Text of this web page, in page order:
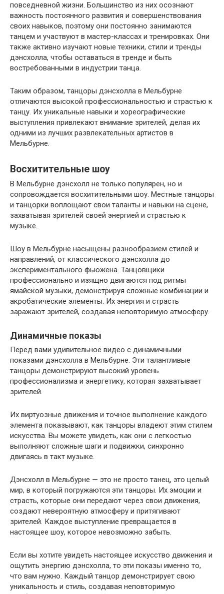
повседневной жизни. Большинство из них осознают
важность постоянного развития и совершенствования
своих навыков, поэтому они постоянно занимаются
танцем и участвуют в мастер-классах и тренировках. Они
также активно изучают новые техники, стили и тренды
дэнсхолла, чтобы оставаться в тренде и быть
востребованными в индустрии танца.
Таким образом, танцоры дэнсхолла в Мельбурне
отличаются высокой профессиональностью и страстью к
танцу. Их уникальные навыки и хореографические
выступления привлекают внимание зрителей, делая их
одними из лучших развлекательных артистов в
Мельбурне.
Восхитительные шоу
В Мельбурне дэнсхолл не только популярен, но и
сопровождается восхитительными шоу. Местные танцоры
и танцорки воплощают свои таланты и навыки на сцене,
захватывая зрителей своей энергией и страстью к
музыке.
Шоу в Мельбурне насыщены разнообразием стилей и
направлений, от классического дэнсхолла до
экспериментального фьюжена. Танцовщики
профессионально и изящно двигаются под ритмы
ямайской музыки, демонстрируя сложные комбинации и
акробатические элементы. Их энергия и страсть
заражают зрителей, создавая неповторимую атмосферу.
Динамичные показы
Перед вами удивительное видео с динамичными
показами дэнсхолла в Мельбурне. Эти талантливые
танцоры демонстрируют высокий уровень
профессионализма и энергетику, которая захватывает
зрителей.
Их виртуозные движения и точное выполнение каждого
элемента показывают, как танцоры владеют этим стилем
искусства. Вы можете увидеть, как они с легкостью
выполняют сложные шаги и подвижки, синхронно
двигаясь в такт музыке.
Дэнсхолл в Мельбурне — это не просто танец, это целый
мир, в который погружаются эти танцоры. Их эмоции и
страсть, которые они передают через свои движения,
создают невероятную атмосферу и притягивают
зрителей. Каждое выступление превращается в
настоящее шоу, которое невозможно забыть.
Если вы хотите увидеть настоящее искусство движения и
ощутить энергию дэнсхолла, то эти показы именно то,
что вам нужно. Каждый танцор демонстрирует свою
уникальность и стиль, создавая неповторимую